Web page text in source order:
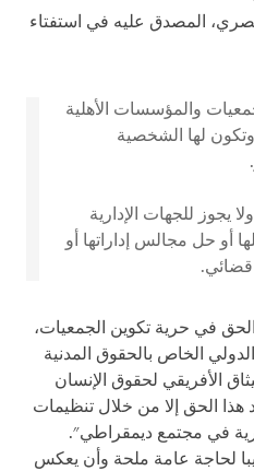
المصري، المصدق عليه في استفتاء
والمؤسسات الأهلية
لها الشخصية
يجوز للجهات الإدارية
أو حل مجالس إداراتها أو
قضائي.
في حرية تكوين الجمعيات،
22 من العهد الدولي الخاص بالحقوق المدنية
10 من الميثاق الأفريقي لحقوق الإنسان
هذا الحق إلا من خلال تنظيمات
في مجتمع ديمقراطي".
لحاجة عامة ملحة وأن يعكس